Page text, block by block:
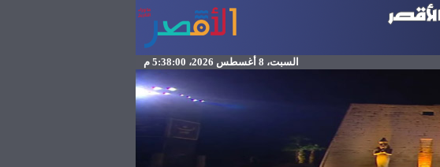
السبت، 8 أغسطس 2026، 5:38:00 م